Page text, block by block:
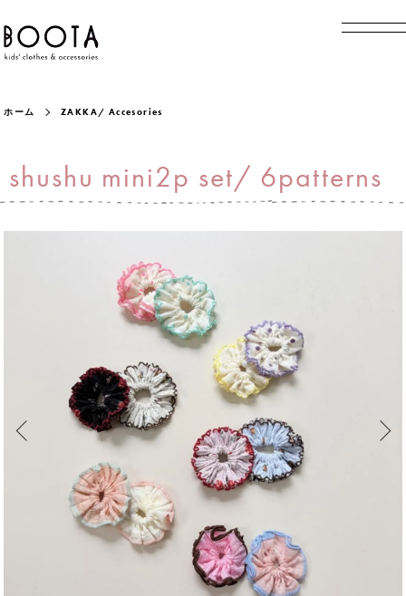
ホーム ZAKKA/ Accesories
shushu mini2p set/ 6patterns